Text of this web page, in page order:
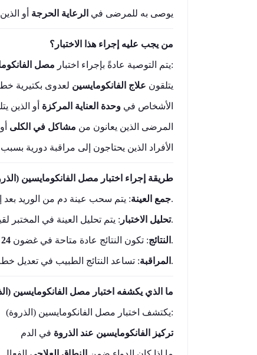
يوصى به للمرضى في الرعاية الحرجة أو
من يجب عليه إجراء هذا الاختبار؟
يتم التوصية عادةً بإجراء اختبار مصل للأشخاص الذين:
يتلقون علاج الفانكومايسين لعدوى بكتيرية
الأشخاص في وحدة العناية المركزة أو الذين
المرضى الذين يعانون من مشاكل في الكلى
الأفراد الذين يحتاجون إلى مراقبة دورية بسبب
طريقة إجراء اختبار مصل الفانكومايسين
جمع العينة: يتم سحب عينة دم من الوريد بعد إتمام العلاج بالفانكومايسين مباشرة لقياس تركيز الذروة.
تحليل الاختبار : يتم تحليل العينة في المختبر .
النتائج: تكون النتائج عادة متاحة في غضون 24 ساعة حسب المختبر.
المراقبة: تساعد النتائج الطبيب في تعديل في الدم.
ما الذي يكشفه اختبار مصل الفانكومايسين
يكتشف اختبار مصل الفانكومايسين (الذروة):
تركيز الفانكومايسين عند الذروة في الدم